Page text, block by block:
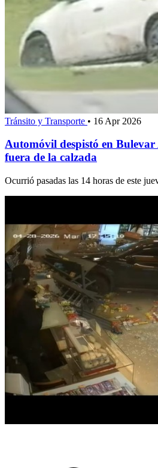
Tránsito y Transporte • 16 Apr 2026
Automóvil despistó en
fuera de la calzada
Ocurrió pasadas las 14 horas de este